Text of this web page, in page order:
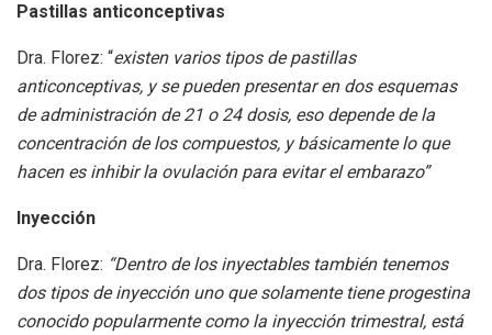
Pastillas anticonceptivas
Dra. Florez: “existen varios tipos de pastillas
anticonceptivas, y se pueden presentar en dos esquemas
de administración de 21 o 24 dosis, eso depende de la
concentración de los compuestos, y básicamente lo que
hacen es inhibir la ovulación para evitar el embarazo”
Inyección
Dra. Florez: “Dentro de los inyectables también tenemos
dos tipos de inyección uno que solamente tiene progestina
conocido popularmente como la inyección trimestral, está